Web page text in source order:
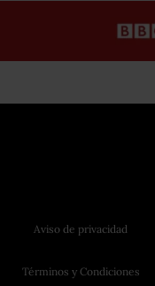
Aviso de privacidad
Términos y Condiciones